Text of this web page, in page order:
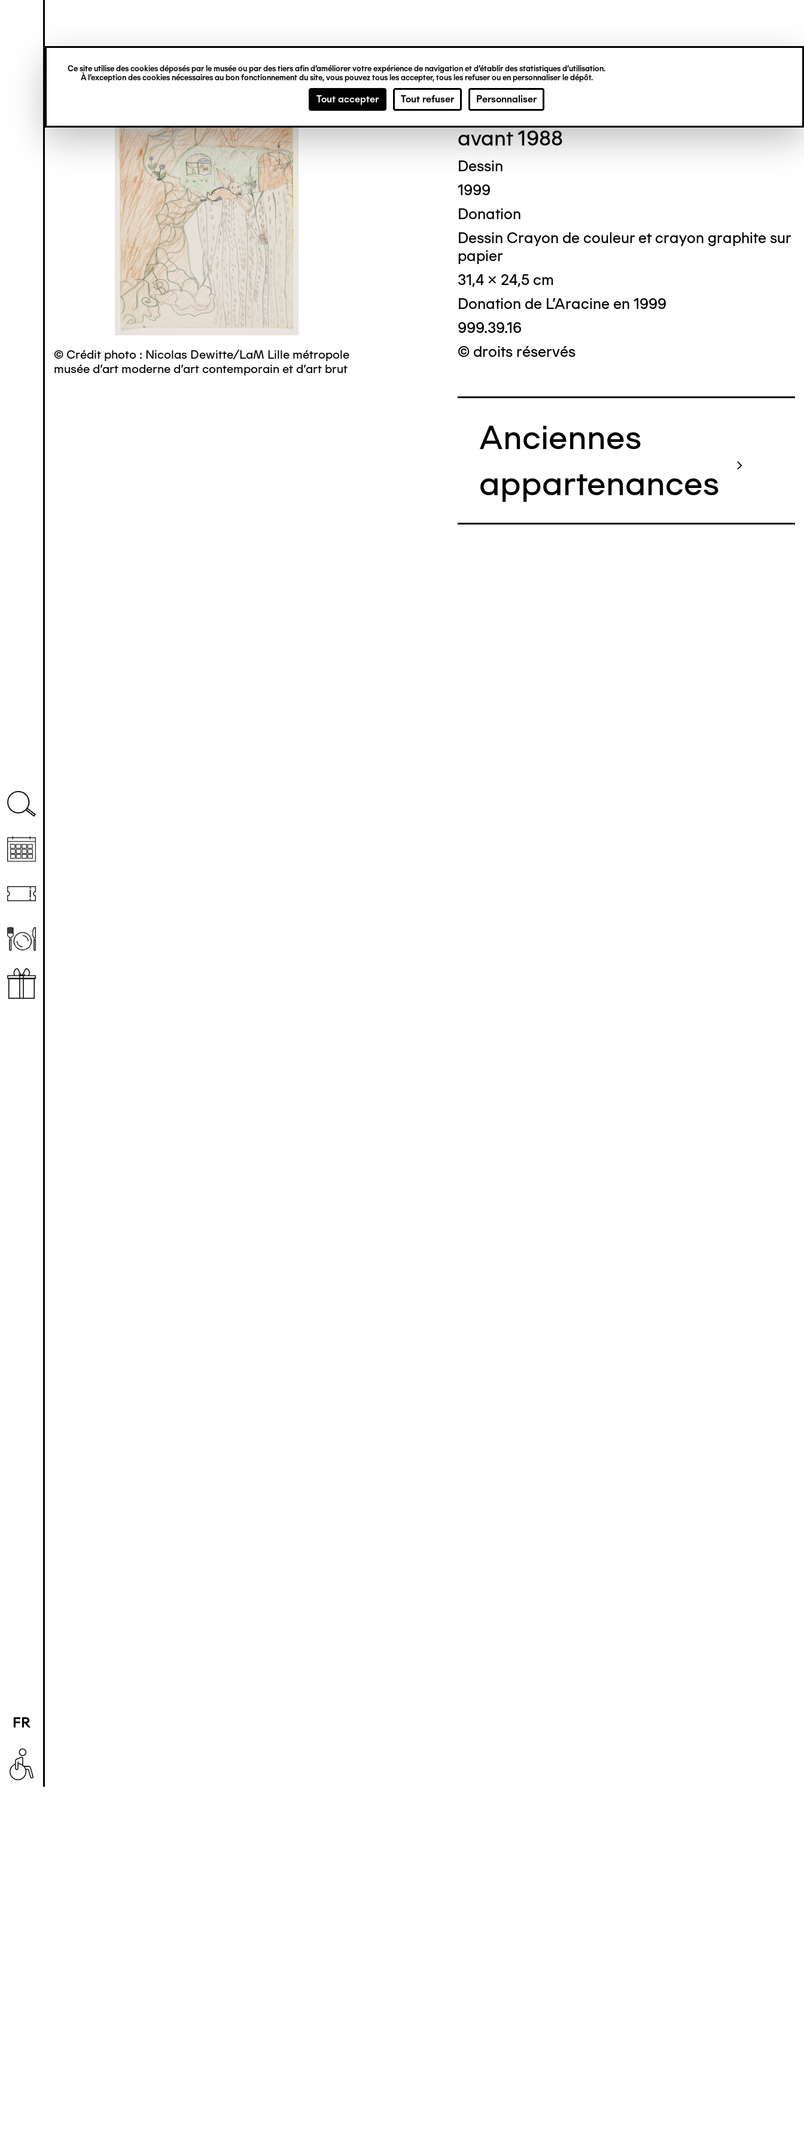
Ce site utilise des cookies déposés par le musée ou par des tiers afin d’améliorer votre expérience de navigation et d’établir des statistiques d’utilisation.
À l’exception des cookies nécessaires au bon fonctionnement du site, vous pouvez tous les accepter, tous les refuser ou en personnaliser le dépôt.
Tout accepter Tout refuser Personnaliser
principal
verticale
FR
EN
© Crédit photo : Nicolas Dewitte/LaM Lille métropole
musée d’art moderne d’art contemporain et d’art brut
Georgine HU
avant 1988
Dessin
1999
Donation
Dessin Crayon de couleur et crayon graphite sur
papier
31,4 x 24,5 cm
Donation de L'Aracine en 1999
999.39.16
© droits réservés
Anciennes
appartenances